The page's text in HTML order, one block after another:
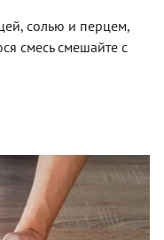
солью и перцем,
смесь смешайте с